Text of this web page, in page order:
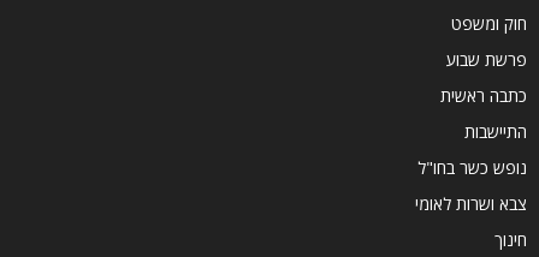
חוק ומשפט
פרשת שבוע
כתבה ראשית
התיישבות
נופש כשר בחו"ל
צבא ושרות לאומי
חינוך